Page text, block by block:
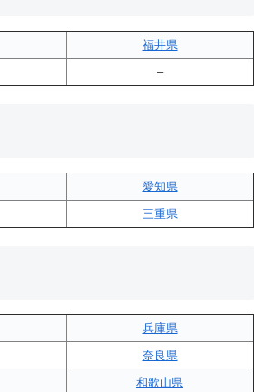
福井県
–
愛知県
三重県
兵庫県
奈良県
和歌山県